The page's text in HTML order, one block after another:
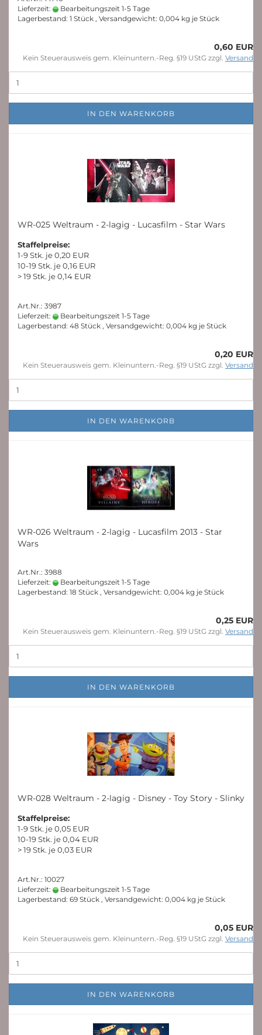
Lieferzeit:
Bearbeitungszeit 1-5 Tage
Lagerbestand: 1 Stück , Versandgewicht: 0,004 kg je Stück
0,60 EUR
Kein Steuerausweis gem. Kleinuntern.-Reg. §19 UStG zzgl. Versand
IN DEN WARENKORB
WR-025 Weltraum - 2-lagig - Lucasfilm - Star Wars
Staffelpreise:
1-9 Stk. je 0,20 EUR
10-19 Stk. je 0,16 EUR
> 19 Stk. je 0,14 EUR
Art.Nr.: 3987
Lieferzeit:
Bearbeitungszeit 1-5 Tage
Lagerbestand: 48 Stück , Versandgewicht: 0,004 kg je Stück
0,20 EUR
Kein Steuerausweis gem. Kleinuntern.-Reg. §19 UStG zzgl. Versand
IN DEN WARENKORB
WR-026 Weltraum - 2-lagig - Lucasfilm 2013 - Star
Wars
Art.Nr.: 3988
Lieferzeit:
Bearbeitungszeit 1-5 Tage
Lagerbestand: 18 Stück , Versandgewicht: 0,004 kg je Stück
0,25 EUR
Kein Steuerausweis gem. Kleinuntern.-Reg. §19 UStG zzgl. Versand
IN DEN WARENKORB
WR-028 Weltraum - 2-lagig - Disney - Toy Story - Slinky
Staffelpreise:
1-9 Stk. je 0,05 EUR
10-19 Stk. je 0,04 EUR
> 19 Stk. je 0,03 EUR
Art.Nr.: 10027
Lieferzeit:
Bearbeitungszeit 1-5 Tage
Lagerbestand: 69 Stück , Versandgewicht: 0,004 kg je Stück
0,05 EUR
Kein Steuerausweis gem. Kleinuntern.-Reg. §19 UStG zzgl. Versand
IN DEN WARENKORB